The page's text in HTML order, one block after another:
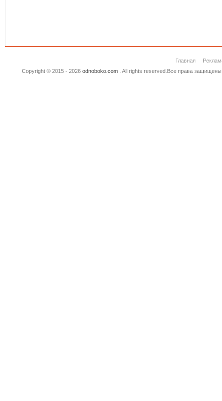
Главная
Copyright © 2015 - 2026 odnoboko.com. All rights reserved.Все права защищены.